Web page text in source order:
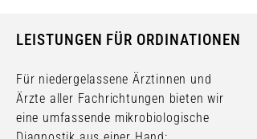
LEISTUNGEN FÜR ORDINATIONEN
Für niedergelassene Ärztinnen und
Ärzte aller Fachrichtungen bieten wir
eine umfassende mikrobiologische